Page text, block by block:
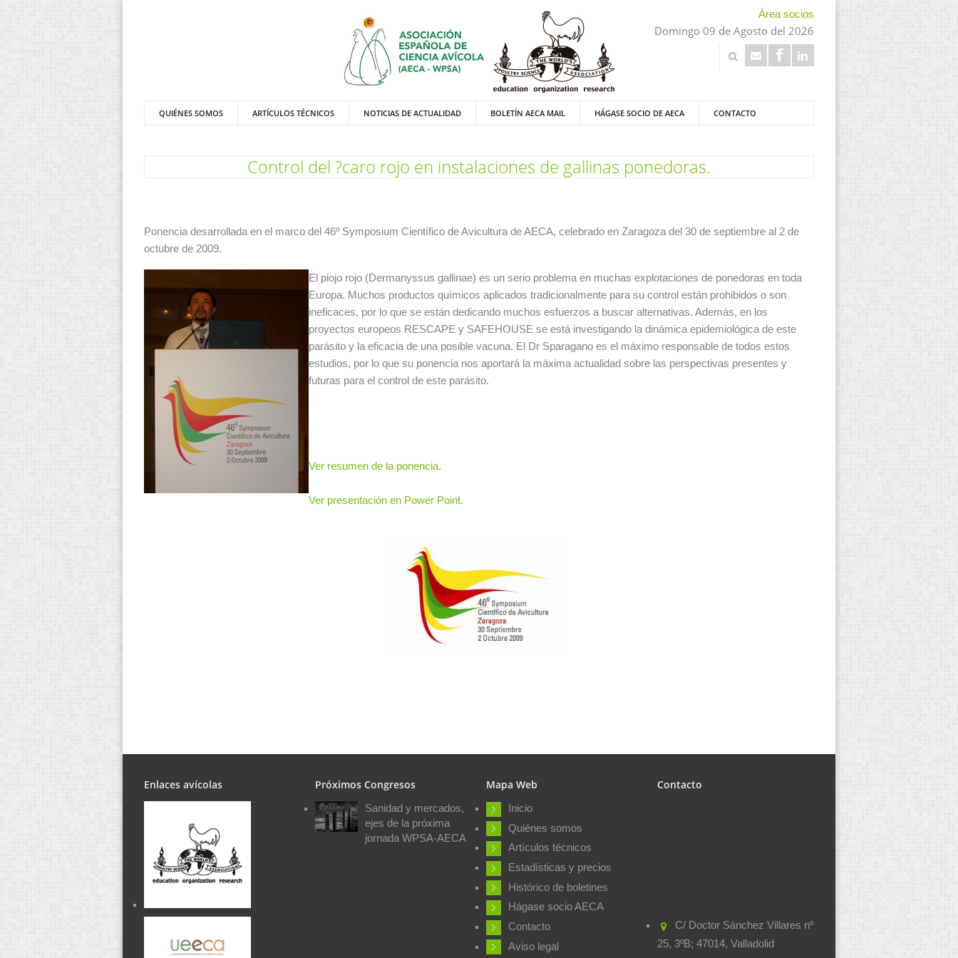
Área socios
Domingo 09 de Agosto del 2026
QUIÉNES SOMOS ARTÍCULOS TÉCNICOS NOTICIAS DE ACTUALIDAD BOLETÍN AECA MAIL HÁGASE SOCIO DE AECA CONTACTO
Control del ?caro rojo en instalaciones de gallinas ponedoras.
Ponencia desarrollada en el marco del 46º Symposium Científico de Avicultura de AECA, celebrado en Zaragoza del 30 de septiembre al 2 de
octubre de 2009.
El piojo rojo (Dermanyssus gallinae) es un serio problema en muchas explotaciones de ponedoras en toda
Europa. Muchos productos químicos aplicados tradicionalmente para su control están prohibidos o son
ineficaces, por lo que se están dedicando muchos esfuerzos a buscar alternativas. Además, en los
proyectos europeos RESCAPE y SAFEHOUSE se está investigando la dinámica epidemiológica de este
parásito y la eficacia de una posible vacuna. El Dr Sparagano es el máximo responsable de todos estos
estudios, por lo que su ponencia nos aportará la máxima actualidad sobre las perspectivas presentes y
futuras para el control de este parásito.
Ver resumen de la ponencia.
Ver presentación en Power Point.
Enlaces avícolas Próximos Congresos
Sanidad y mercados,
ejes de la próxima
jornada WPSA-AECA
Mapa Web
Inicio
Quiénes somos
Artículos técnicos
Estadísticas y precios
Histórico de boletines
Hágase socio AECA
Contacto
Aviso legal
Contacto
C/ Doctor Sánchez Villares nº
25, 3ºB; 47014, Valladolid